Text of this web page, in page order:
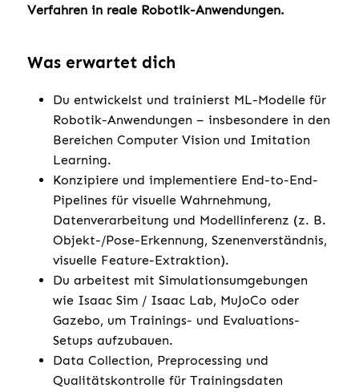
Verfahren in reale Robotik-Anwendungen.
Was erwartet dich
Du entwickelst und trainierst ML-Modelle für
Robotik-Anwendungen – insbesondere in den
Bereichen Computer Vision und Imitation
Learning.
Konzipiere und implementiere End-to-End-
Pipelines für visuelle Wahrnehmung,
Datenverarbeitung und Modellinferenz (z. B.
Objekt-/Pose-Erkennung, Szenenverständnis,
visuelle Feature-Extraktion).
Du arbeitest mit Simulationsumgebungen
wie Isaac Sim / Isaac Lab, MuJoCo oder
Gazebo, um Trainings- und Evaluations-
Setups aufzubauen.
Data Collection, Preprocessing und
Qualitätskontrolle für Trainingsdaten